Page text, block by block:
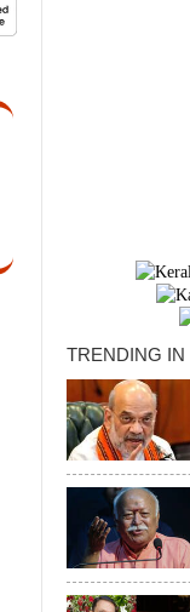
TRENDING IN
×